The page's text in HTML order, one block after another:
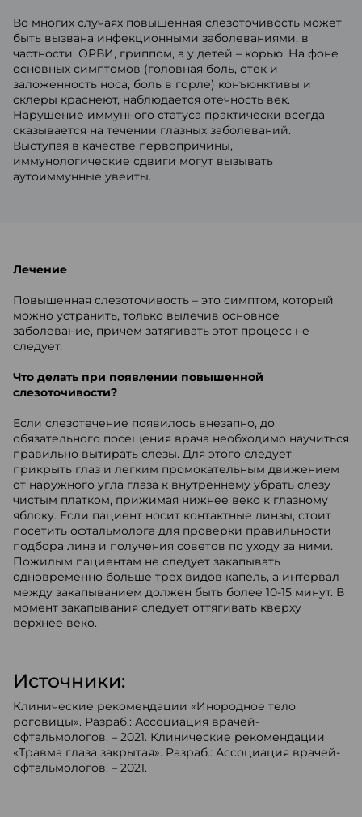
Во многих случаях повышенная слезоточивость может
быть вызвана инфекционными заболеваниями, в
частности, ОРВИ, гриппом, а у детей – корью. На фоне
основных симптомов (головная боль, отек и
заложенность носа, боль в горле) конъюнктивы и
склеры краснеют, наблюдается отечность век.
Нарушение иммунного статуса практически всегда
сказывается на течении глазных заболеваний.
Выступая в качестве первопричины,
иммунологические сдвиги могут вызывать
аутоиммунные увеиты.
Лечение
Повышенная слезоточивость – это симптом, который
можно устранить, только вылечив основное
заболевание, причем затягивать этот процесс не
следует.
Что делать при появлении повышенной
слезоточивости?
Если слезотечение появилось внезапно, до
обязательного посещения врача необходимо научиться
правильно вытирать слезы. Для этого следует
прикрыть глаз и легким промокательным движением
от наружного угла глаза к внутреннему убрать слезу
чистым платком, прижимая нижнее веко к глазному
яблоку. Если пациент носит контактные линзы, стоит
посетить офтальмолога для проверки правильности
подбора линз и получения советов по уходу за ними.
Пожилым пациентам не следует закапывать
одновременно больше трех видов капель, а интервал
между закапыванием должен быть более 10-15 минут. В
момент закапывания следует оттягивать кверху
верхнее веко.
Источники:
Клинические рекомендации «Инородное тело
роговицы». Разраб.: Ассоциация врачей-
офтальмологов. – 2021. Клинические рекомендации
«Травма глаза закрытая». Разраб.: Ассоциация врачей-
офтальмологов. – 2021.